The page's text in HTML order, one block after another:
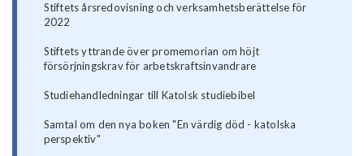
Stiftets årsredovisning och verksamhetsberättelse för
2022
Stiftets yttrande över promemorian om höjt
försörjningskrav för arbetskraftsinvandrare
Studiehandledningar till Katolsk studiebibel
Samtal om den nya boken "En värdig död - katolska
perspektiv"